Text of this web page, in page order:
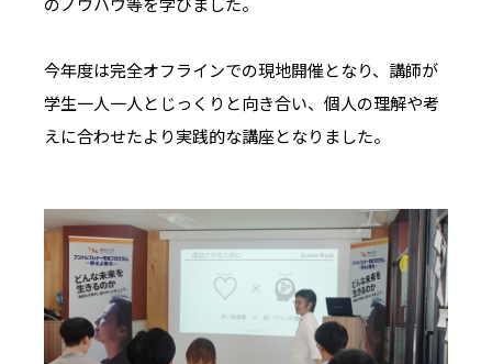
のノウハウ等を学びました。
今年度は完全オフラインでの現地開催となり、講師が
学生一人一人とじっくりと向き合い、個人の理解や考
えに合わせたより実践的な講座となりました。